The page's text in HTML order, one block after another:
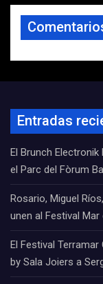
Entradas
El Brunch
el Parc del Fòrum
Rosario, Miguel
unen al Festival Mar
El Festival
by Sala Joiers a